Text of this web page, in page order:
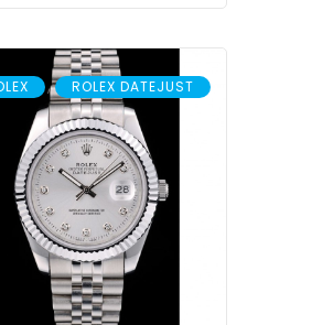
, ROLEX DATEJUST